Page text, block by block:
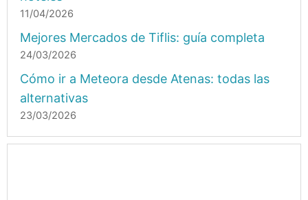
11/04/2026
Mejores Mercados de Tiflis: guía completa
24/03/2026
Cómo ir a Meteora desde Atenas: todas las
alternativas
23/03/2026